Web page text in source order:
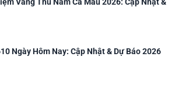
Vàng Thu Năm Cà Mau 2026: Cập Nhật &
Ngày Hôm Nay: Cập Nhật & Dự Báo 2026